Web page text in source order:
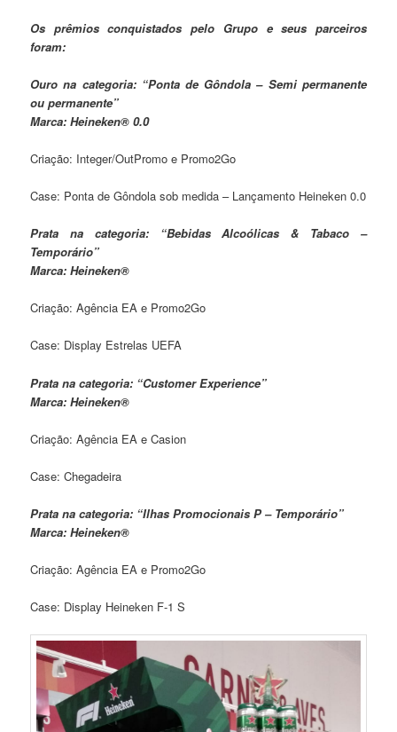
Os prêmios conquistados pelo Grupo e seus parceiros
foram:
Ouro na categoria: “Ponta de Gôndola – Semi permanente
ou permanente”
Marca: Heineken® 0.0
Criação: Integer/OutPromo e Promo2Go
Case: Ponta de Gôndola sob medida – Lançamento Heineken 0.0
Prata na categoria: “Bebidas Alcoólicas & Tabaco –
Temporário”
Marca: Heineken®
Criação: Agência EA e Promo2Go
Case: Display Estrelas UEFA
Prata na categoria: “Customer Experience”
Marca: Heineken®
Criação: Agência EA e Casion
Case: Chegadeira
Prata na categoria: “Ilhas Promocionais P – Temporário”
Marca: Heineken®
Criação: Agência EA e Promo2Go
Case: Display Heineken F-1 S